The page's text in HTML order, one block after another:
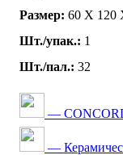
Размер: 60 Х 120
Шт./упак.: 1
Шт./пал.: 32
—
—